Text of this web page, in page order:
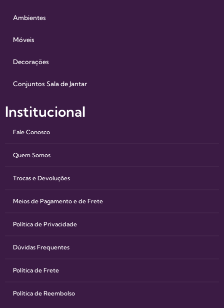
Ambientes
Móveis
Decorações
Conjuntos Sala de Jantar
Institucional
Fale Conosco
Quem Somos
Trocas e Devoluções
Meios de Pagamento e de Frete
Política de Privacidade
Dúvidas Frequentes
Política de Frete
Política de Reembolso